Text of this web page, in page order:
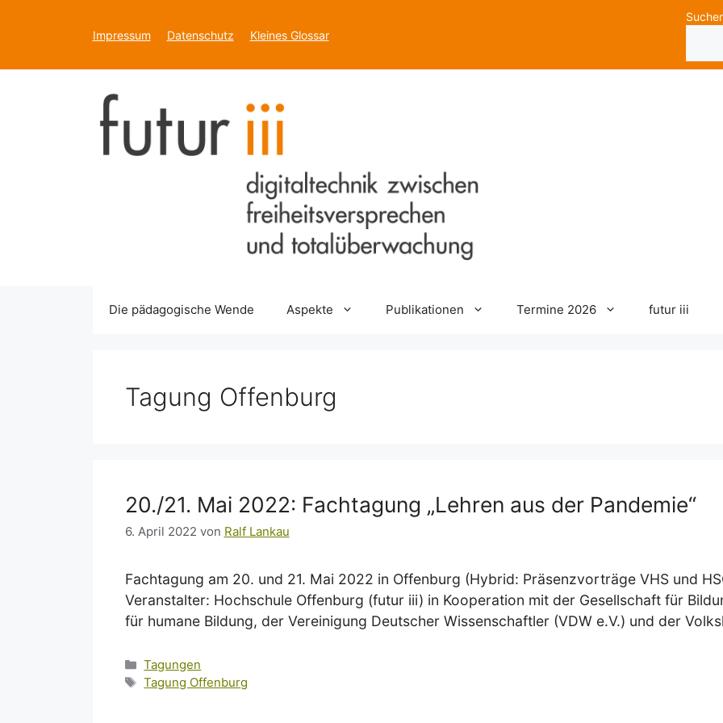
Impressum Datenschutz Kleines Glossar
Die pädagogische Wende Aspekte Publikationen Termine 2026 futur iii
Tagung Offenburg
20./21. Mai 2022: Fachtagung „Lehren aus der Pandemie“
6. April 2022 von Ralf Lankau
Fachtagung am 20. und 21. Mai 2022 in Offenburg (Hybrid: Präsenzvorträge VHS und
Veranstalter: Hochschule Offenburg (futur iii) in Kooperation mit der Gesellschaft für
für humane Bildung, der Vereinigung Deutscher Wissenschaftler (VDW e.V.) und der
Kategorien
Tagungen
Schlagwörter
Tagung Offenburg